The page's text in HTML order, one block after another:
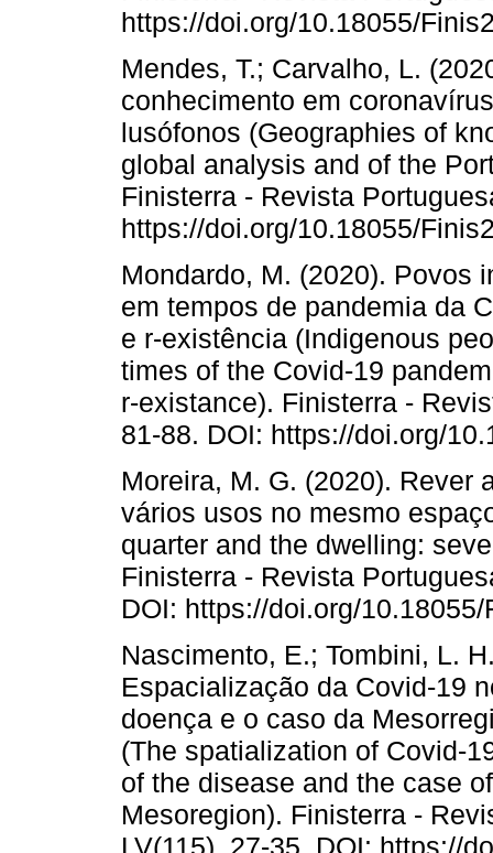
https://doi.org/10.18055/
Mendes, T.; Carvalho, L.
conhecimento em
lusófonos (Geographies of
global analysis and of the
Finisterra - Revista
https://doi.org/10.18055/
Mondardo, M. (2020). Povos
em tempos de pandemia da
e r-existência (Indigenous
times of the Covid-19
r-existance). Finisterra -
81-88. DOI: https://doi.org/
Moreira, M. G. (2020). Rever
vários usos no mesmo
quarter and the dwelling:
Finisterra - Revista
DOI: https://doi.org/
Nascimento, E.; Tombini, L.
Espacialização da Covid-19
doença e o caso da
(The spatialization of Covid-
of the disease and the case
Mesoregion). Finisterra -
LV(115), 27-35. DOI: https://